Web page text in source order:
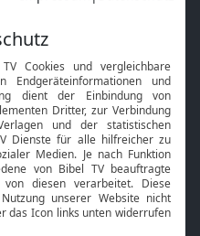
Mobile App
Smart TV
HbbTV
Bibelthek Online-Bibel
Nächster Gottesdienst
Service